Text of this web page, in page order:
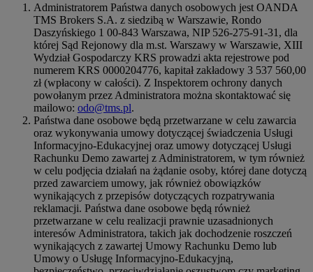
Administratorem Państwa danych osobowych jest OANDA
TMS Brokers S.A. z siedzibą w Warszawie, Rondo
Daszyńskiego 1 00-843 Warszawa, NIP 526-275-91-31, dla
której Sąd Rejonowy dla m.st. Warszawy w Warszawie, XIII
Wydział Gospodarczy KRS prowadzi akta rejestrowe pod
numerem KRS 0000204776, kapitał zakładowy 3 537 560,00
zł (wpłacony w całości). Z Inspektorem ochrony danych
powołanym przez Administratora można skontaktować się
mailowo: odo@tms.pl.
Państwa dane osobowe będą przetwarzane w celu zawarcia
oraz wykonywania umowy dotyczącej świadczenia Usługi
Informacyjno-Edukacyjnej oraz umowy dotyczącej Usługi
Rachunku Demo zawartej z Administratorem, w tym również
w celu podjęcia działań na żądanie osoby, której dane dotyczą
przed zawarciem umowy, jak również obowiązków
wynikających z przepisów dotyczących rozpatrywania
reklamacji. Państwa dane osobowe będą również
przetwarzane w celu realizacji prawnie uzasadnionych
interesów Administratora, takich jak dochodzenie roszczeń
wynikających z zawartej Umowy Rachunku Demo lub
Umowy o Usługę Informacyjno-Edukacyjną,